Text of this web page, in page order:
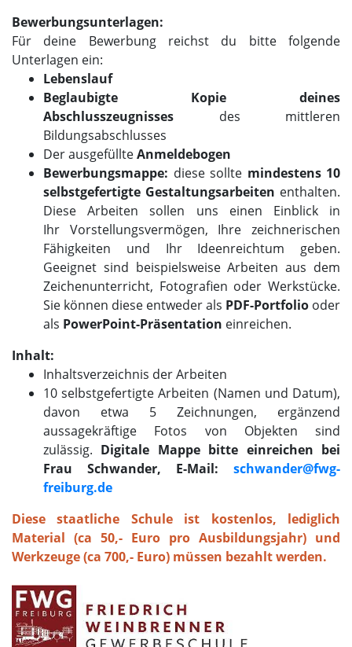
Bewerbungsunterlagen:
Für deine Bewerbung reichst du bitte folgende
Unterlagen ein:
Lebenslauf
Beglaubigte Kopie deines
Abschlusszeugnisses des mittleren
Bildungsabschlusses
Der ausgefüllteAnmeldebogen
Bewerbungsmappe: diese sollte mindestens 10
selbstgefertigte Gestaltungsarbeiten enthalten.
Diese Arbeiten sollen uns einen Einblick in
Ihr Vorstellungsvermögen, Ihre zeichnerischen
Fähigkeiten und Ihr Ideenreichtum geben.
Geeignet sind beispielsweise Arbeiten aus dem
Zeichenunterricht, Fotografien oder Werkstücke.
Sie können diese entweder als PDF-Portfolio oder
als PowerPoint-Präsentation einreichen.
Inhalt:
Inhaltsverzeichnis der Arbeiten
10 selbstgefertigte Arbeiten (Namen und Datum),
davon etwa 5 Zeichnungen, ergänzend
aussagekräftige Fotos von Objekten sind
zulässig. Digitale Mappe bitte einreichen bei
Frau Schwander, E-Mail: schwander@fwg-
freiburg.de
Diese staatliche Schule ist kostenlos, lediglich
Material (ca 50,- Euro pro Ausbildungsjahr) und
Werkzeuge (ca 700,- Euro) müssen bezahlt werden.​